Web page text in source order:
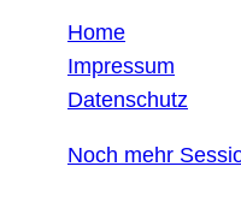
Home
Impressum
Datenschutz
Noch mehr